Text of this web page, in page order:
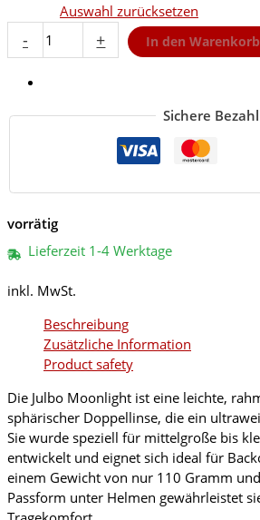
Auswahl zurücksetzen
-
Moonlight
Nuageux
+ In den Warenkorb
Sichere
vorrätig
Lieferzeit 1-4 Werktage
inkl. MwSt.
Beschreibung
Zusätzliche Information
Product safety
Die Julbo Moonlight ist eine leichte,
sphärischer Doppellinse, die ein
Sie wurde speziell für mittelgroße bis
entwickelt und eignet sich ideal für
einem Gewicht von nur 110 Gramm
Passform unter Helmen gewährleistet